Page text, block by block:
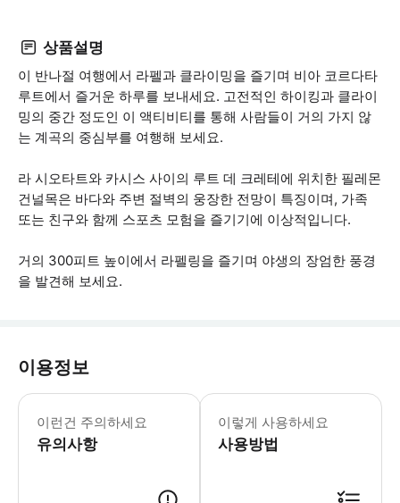
상품설명
이 반나절 여행에서 라펠과 클라이밍을 즐기며 비아 코르다타
루트에서 즐거운 하루를 보내세요. 고전적인 하이킹과 클라이
밍의 중간 정도인 이 액티비티를 통해 사람들이 거의 가지 않
는 계곡의 중심부를 여행해 보세요.
라 시오타트와 카시스 사이의 루트 데 크레테에 위치한 필레몬
건널목은 바다와 주변 절벽의 웅장한 전망이 특징이며, 가족
또는 친구와 함께 스포츠 모험을 즐기기에 이상적입니다.
거의 300피트 높이에서 라펠링을 즐기며 야생의 장엄한 풍경
을 발견해 보세요.
이용정보
이런건 주의하세요
유의사항
- 이 코스는 특별한 등반 지식이 없는
이렇게 사용하세요
사용방법